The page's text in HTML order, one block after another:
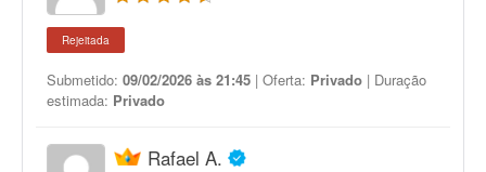
Rejeitada
Submetido: 09/02/2026 às 21:45 | Oferta: Privado | Duração
estimada: Privado
Rafael A.